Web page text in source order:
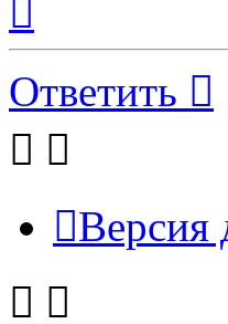
началу
Ответить
Версия